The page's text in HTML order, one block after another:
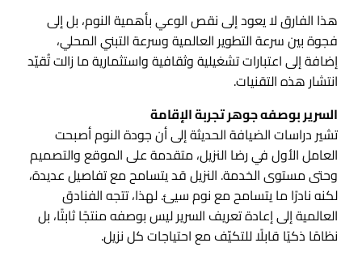
هذا الفارق لا يعود إلى نقص الوعي بأهمية النوم، بل إلى
فجوة بين سرعة التطوير العالمية وسرعة التبني المحلي،
إضافة إلى اعتبارات تشغيلية وثقافية واستثمارية ما زالت تُقيّد
انتشار هذه التقنيات.
السرير بوصفه جوهر تجربة الإقامة
تشير دراسات الضيافة الحديثة إلى أن جودة النوم أصبحت
العامل الأول في رضا النزيل، متقدمة على الموقع والتصميم
وحتى مستوى الخدمة. النزيل قد يتسامح مع تفاصيل عديدة،
لكنه نادرًا ما يتسامح مع نوم سيئ. لهذا، تتجه الفنادق
العالمية إلى إعادة تعريف السرير ليس بوصفه منتجًا ثابتًا، بل
نظامًا ذكيًا قابلًا للتكيّف مع احتياجات كل نزيل.